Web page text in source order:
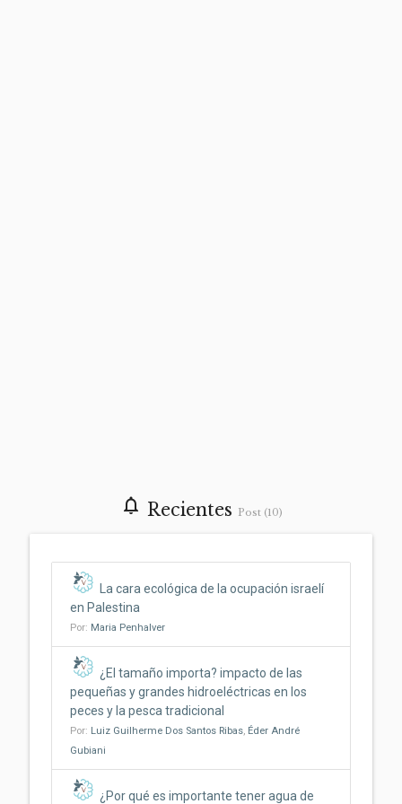
notifications_none Recientes Post (10)
La cara ecológica de la ocupación israelí
en Palestina
Por: Maria Penhalver
¿El tamaño importa? impacto de las
pequeñas y grandes hidroeléctricas en los
peces y la pesca tradicional
Por: Luiz Guilherme Dos Santos Ribas, Éder André
Gubiani
¿Por qué es importante tener agua de